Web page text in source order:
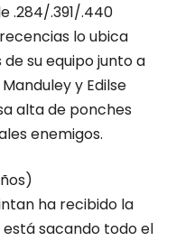
.284/.391/.440
lo ubica
su equipo junto a
y Edilse
alta de ponches
enemigos.
ha recibido la
sacando todo el